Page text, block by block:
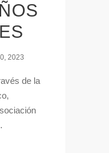
2023
de la